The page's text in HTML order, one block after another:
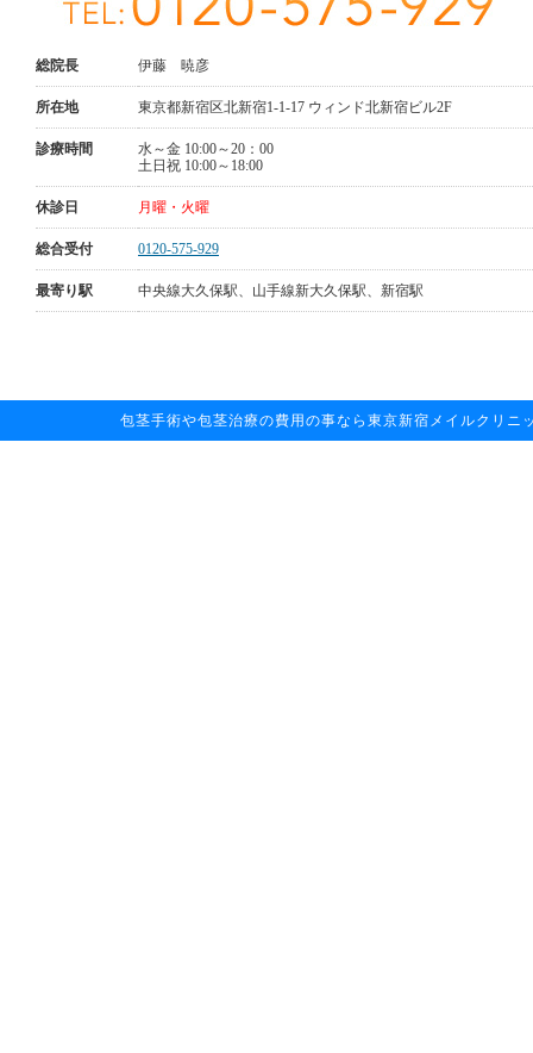
総院長 伊藤 暁彦
所在地 東京都新宿区北新宿1-1-17 ウィンド北新宿ビル2F
診療時間
水～金 10:00～20：00
土日祝 10:00～18:00
休診日 月曜・火曜
総合受付 0120-575-929
最寄り駅 中央線大久保駅、山手線新大久保駅、新宿駅
包茎手術や包茎治療の費用の事なら東京新宿メイルクリ